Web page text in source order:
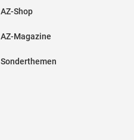
AZ-Shop
AZ-Magazine
Sonderthemen